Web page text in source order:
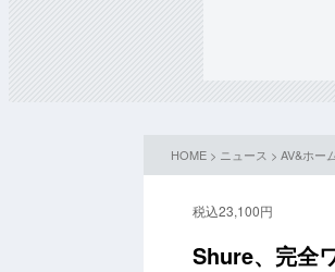
HOME > ニュース > AV&ホー
税込23,100円
Shure、完全